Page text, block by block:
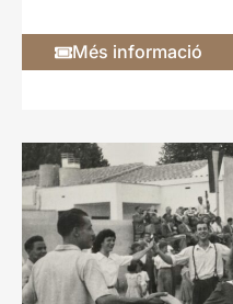
Més informació